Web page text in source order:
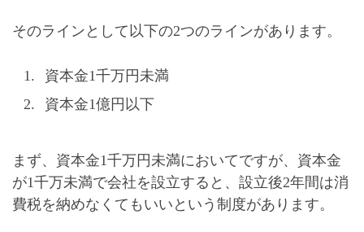
そのラインとして以下の2つのラインがあります。
資本金1千万円未満
資本金1億円以下
まず、 資本金1千万円未満においてですが、資本金
が1千万未満で会社を設立すると、設立後2年間は消
費税を納めなくてもいいという制度があります。